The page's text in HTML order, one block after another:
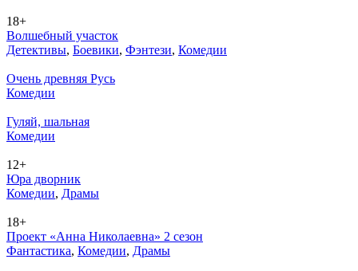
18+
Волшебный участок
Де­тек­ти­вы, Бое­ви­ки, Фэн­те­зи, Ко­ме­дии
Очень древняя Русь
Ко­ме­дии
Гуляй, шальная
Ко­ме­дии
12+
Юра дворник
Ко­ме­дии, Дра­мы
18+
Проект «Анна Николаевна» 2 сезон
Фан­та­сти­ка, Ко­ме­дии, Дра­мы